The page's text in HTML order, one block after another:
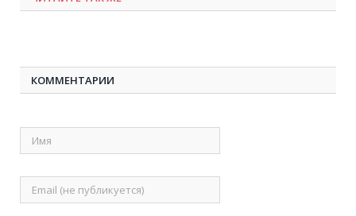
КОММЕНТАРИИ